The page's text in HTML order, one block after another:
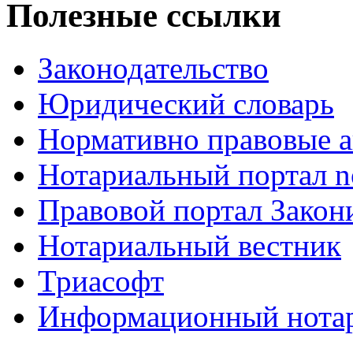
Полезные ссылки
Законодательство
Юридический словарь
Нормативно правовые
Нотариальный портал
Правовой портал
Нотариальный вестник
Триасофт
Информационный